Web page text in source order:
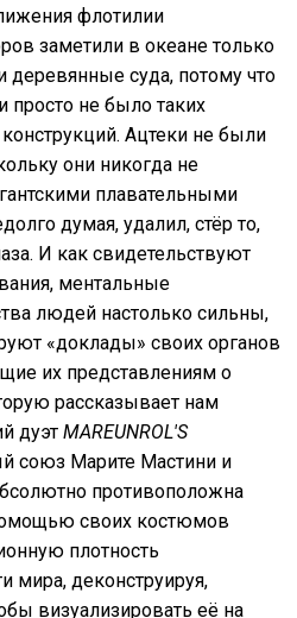
флотилии
заметили в океане только
деревянные суда, потому что
просто не было таких
Ацтеки не были
они никогда не
плавательными
думая, удалил, стёр то,
И как свидетельствуют
ментальные
людей настолько сильны,
«доклады» своих органов
их представлениям о
рассказывает нам
дуэтMAREUNROL'S
союз Марите Мастини и
противоположна
своих костюмов
плотность
мира, деконструируя,
визуализировать её на